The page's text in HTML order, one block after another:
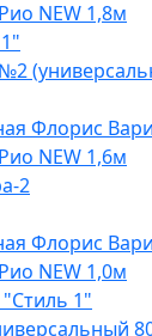
NEW 1,8м
Флорис
NEW 1,6м
2
Флорис
NEW 1,0м
1"